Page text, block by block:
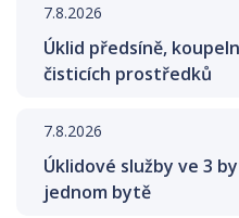
7.8.2026
Úklid předsíně,
čisticích prostředků
7.8.2026
Úklidové služby ve 3
jednom bytě